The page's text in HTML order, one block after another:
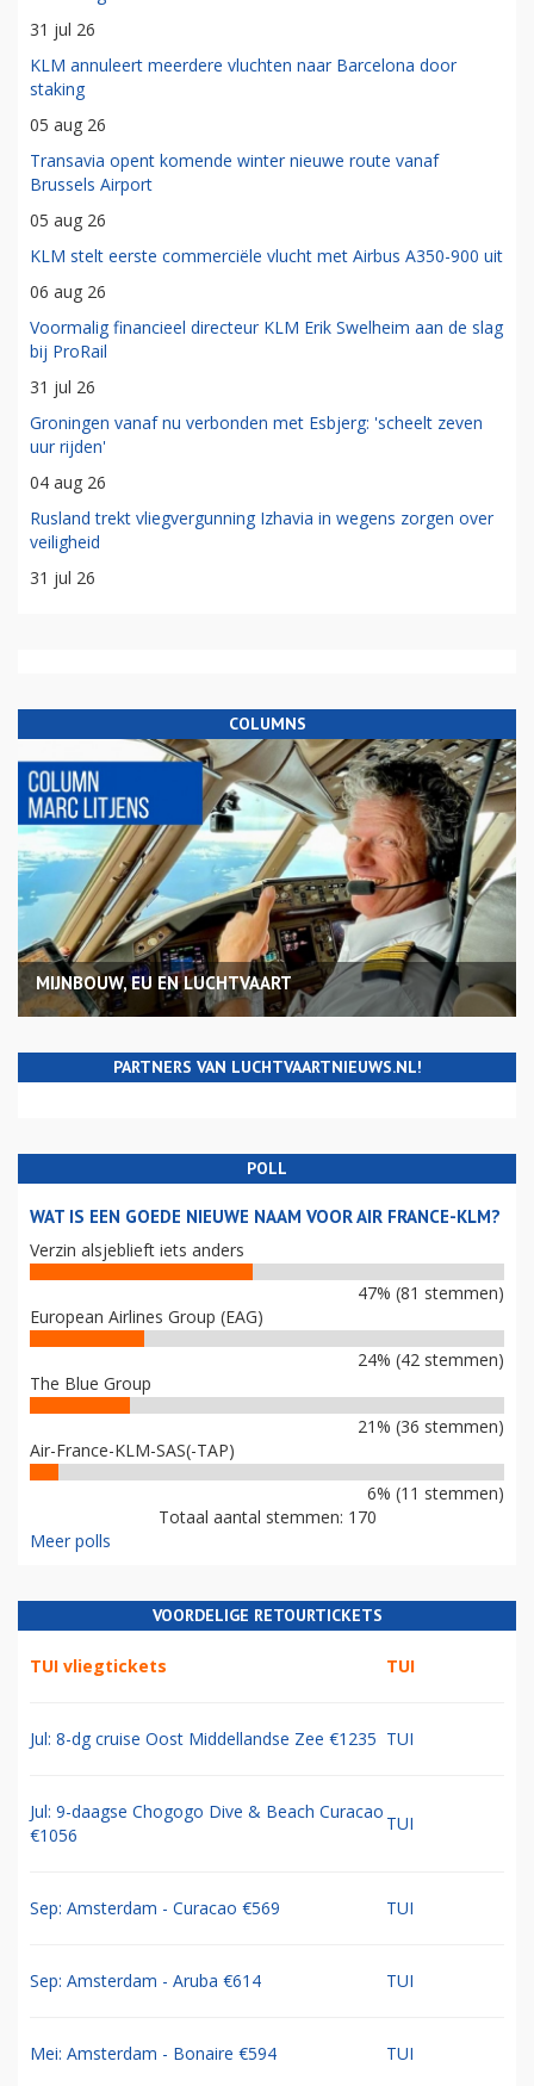
31 jul 26
KLM annuleert meerdere vluchten naar Barcelona door
staking
05 aug 26
Transavia opent komende winter nieuwe route vanaf
Brussels Airport
05 aug 26
KLM stelt eerste commerciële vlucht met Airbus A350-900 uit
06 aug 26
Voormalig financieel directeur KLM Erik Swelheim aan de slag
bij ProRail
31 jul 26
Groningen vanaf nu verbonden met Esbjerg: 'scheelt zeven
uur rijden'
04 aug 26
Rusland trekt vliegvergunning Izhavia in wegens zorgen over
veiligheid
31 jul 26
COLUMNS
MIJNBOUW, EU EN LUCHTVAART
PARTNERS VAN LUCHTVAARTNIEUWS.NL!
POLL
WAT IS EEN GOEDE NIEUWE NAAM VOOR AIR FRANCE-KLM?
Verzin alsjeblieft iets anders
47% (81 stemmen)
European Airlines Group (EAG)
24% (42 stemmen)
The Blue Group
21% (36 stemmen)
Air-France-KLM-SAS(-TAP)
6% (11 stemmen)
Totaal aantal stemmen: 170
Meer polls
VOORDELIGE RETOURTICKETS
TUI vliegtickets TUI
Jul: 8-dg cruise Oost Middellandse Zee €1235 TUI
Jul: 9-daagse Chogogo Dive & Beach Curacao
€1056
TUI
Sep: Amsterdam - Curacao €569 TUI
Sep: Amsterdam - Aruba €614 TUI
Mei: Amsterdam - Bonaire €594 TUI